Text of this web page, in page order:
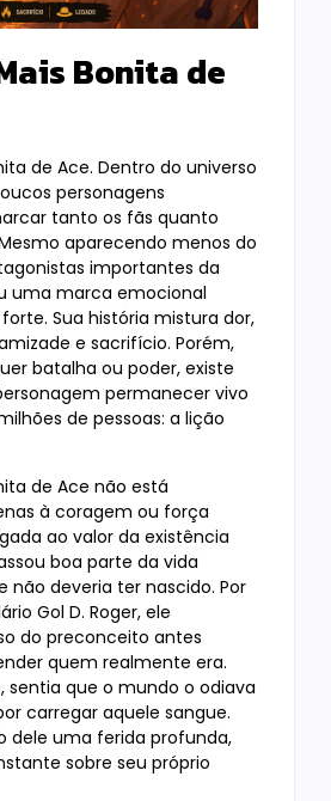
Bonita de
de Ace. Dentro do universo
personagens
tanto os fãs quanto
aparecendo menos do
importantes da
uma marca emocional
Sua história mistura dor,
e sacrifício. Porém,
batalha ou poder, existe
permanecer vivo
de pessoas: a lição
de Ace não está
à coragem ou força
ao valor da existência
boa parte da vida
não deveria ter nascido. Por
Gol D. Roger, ele
do preconceito antes
quem realmente era.
sentia que o mundo o odiava
carregar aquele sangue.
dele uma ferida profunda,
sobre seu próprio